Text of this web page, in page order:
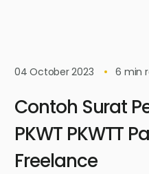
04 October 2023 6 min
Contoh Surat
PKWT PKWTT
Freelance